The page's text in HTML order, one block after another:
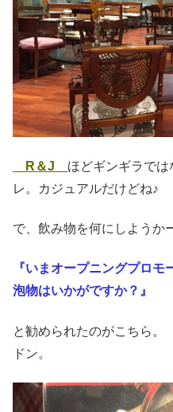
R＆J ほどギンギラで
レ。カジュアルだけどね♪
で、飲み物を何にしようか
『いまオープニングプロモ
泡物はいかがですか？』
と勧められたのがこちら。
ドン。